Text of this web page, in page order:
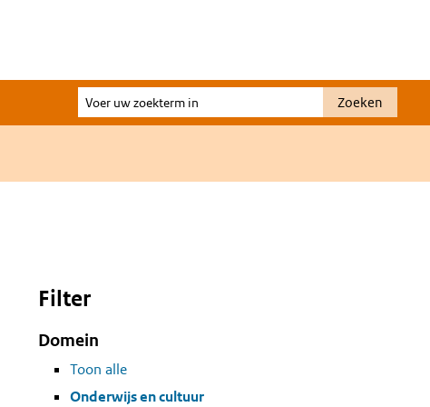
Voer
uw
Zoeken
Filter
Domein
Toon alle
Onderwijs en cultuur